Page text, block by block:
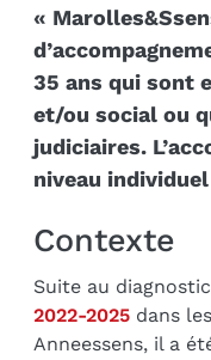
«
35 ans qui sont
et/ou social ou
judiciaires.
niveau
Contexte
Suite au
2022-2025dans
Anneessens, il a